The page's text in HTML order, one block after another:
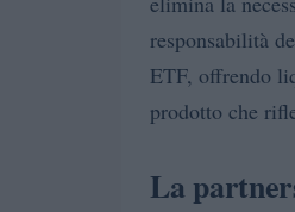
responsabilità
ETF, offrendo
prodotto che
La